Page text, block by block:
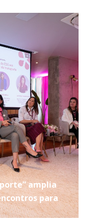
amplia
para